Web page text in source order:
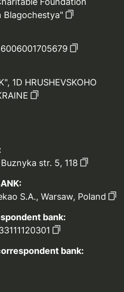
Blagochestya"
1D HRUSHEVSKOHO
str. 5, 118
S.A., Warsaw, Poland
bank:
bank: